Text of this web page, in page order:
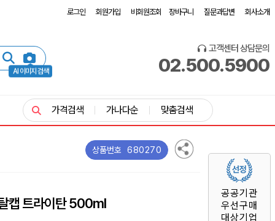
로그인 회원가입 비회원조회 장바구니 질문과답변 회사소개
AI 이미지 검색
고객센터 상담문의
02.500.5900
공공기관
우선구매
대상기업
가격검색 가나다순 맞춤검색
상품번호 680270
캡 트라이탄 500ml